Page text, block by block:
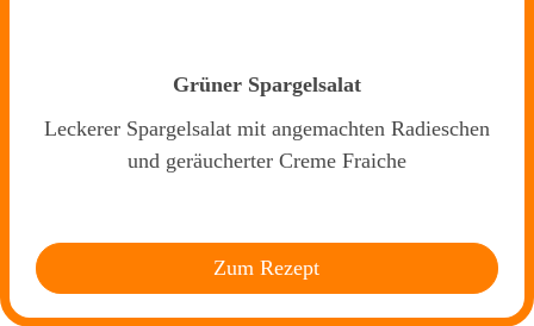
Grüner Spargelsalat
Leckerer Spargelsalat mit angemachten Radieschen
und geräucherter Creme Fraiche
Zum Rezept